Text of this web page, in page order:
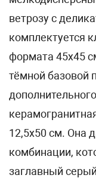
ветрозу с
комплектуется
формата 45х45
тёмной базовой
12,5х50 см. Она
комбинации,
заглавный